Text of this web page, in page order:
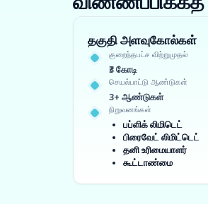
தகுதி அளவுகோல்கள்
குறைந்தபட்ச விற்றுமுதல்
₹3 கோடி
செயல்பாட்டு ஆண்டுகள்
3+ ஆண்டுகள்
நிறுவனங்கள்
பப்ளிக் லிமிடெட்
பிரைவேட் லிமிட்டெட்
தனி உரிமையாளர்
கூட்டாண்மை